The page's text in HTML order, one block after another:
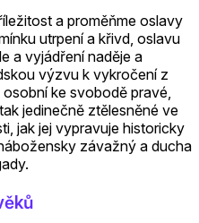
a proměňme oslavy
utrpení a křivd, oslavu
a vyjádření naděje a
výzvu k vykročení z
ke svobodě pravé,
jedinečně ztělesněné ve
jak jej vypravuje historicky
závažný a ducha